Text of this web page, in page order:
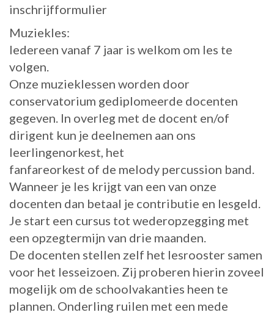
inschrijfformulier
Muziekles:
Iedereen vanaf 7 jaar is welkom om les te
volgen.
Onze muzieklessen worden door
conservatorium gediplomeerde docenten
gegeven. In overleg met de docent en/of
dirigent kun je deelnemen aan ons
leerlingenorkest, het
fanfareorkest of de melody percussion band.
Wanneer je les krijgt van een van onze
docenten dan betaal je contributie en lesgeld.
Je start een cursus tot wederopzegging met
een opzegtermijn van drie maanden.
De docenten stellen zelf het lesrooster samen
voor het lesseizoen. Zij proberen hierin zoveel
mogelijk om de schoolvakanties heen te
plannen. Onderling ruilen met een mede